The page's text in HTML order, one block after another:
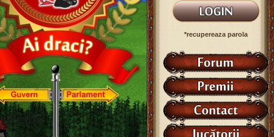
*recupereaza parola